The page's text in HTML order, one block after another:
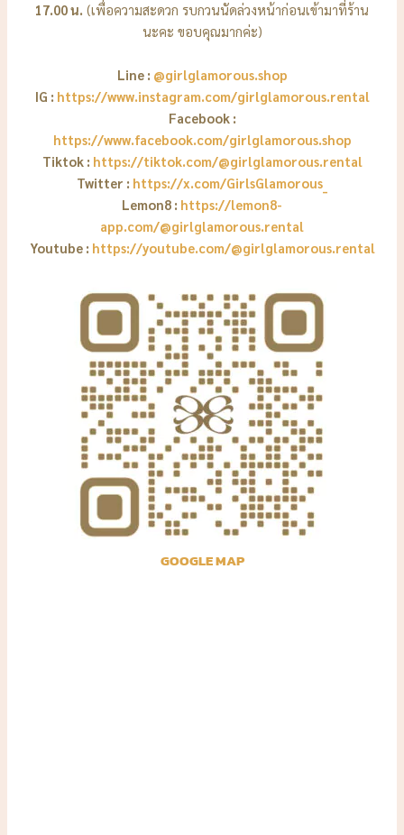
17.00 น. (เพื่อความสะดวก รบกวนนัดล่วงหน้าก่อนเข้ามาที่ร้าน
นะคะ ขอบคุณมากค่ะ)
Line : @girlglamorous.shop
IG : https://www.instagram.com/girlglamorous.rental
Facebook :
https://www.facebook.com/girlglamorous.shop
Tiktok : https://tiktok.com/@girlglamorous.rental
Twitter : https://x.com/GirlsGlamorous_
Lemon8 : https://lemon8-
app.com/@girlglamorous.rental
Youtube : https://youtube.com/@girlglamorous.rental
GOOGLE MAP